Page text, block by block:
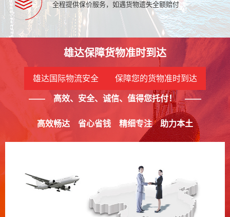
全程提供保价服务，如遇货物遗失全额赔付
雄达保障货物准时到达
雄达国际物流安全 保障您的货物准时到达
—— 高效、安全、诚信、值得您托付！ ——
高效畅达 省心省钱 精细专注 助力本土